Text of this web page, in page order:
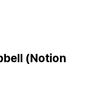
(Notion